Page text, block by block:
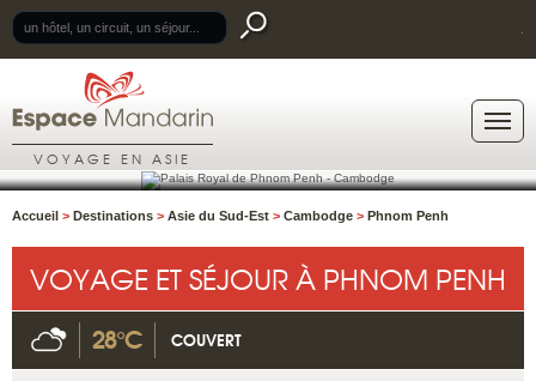
VOYAGE EN ASIE
Accueil > Destinations > Asie du Sud-Est > Cambodge > Phnom Penh
VOYAGE ET SÉJOUR À PHNOM PENH
28°C COUVERT